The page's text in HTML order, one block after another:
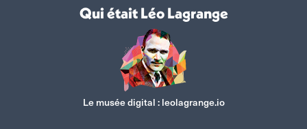
Qui était Léo Lagrange
Le musée digital :leolagrange.io